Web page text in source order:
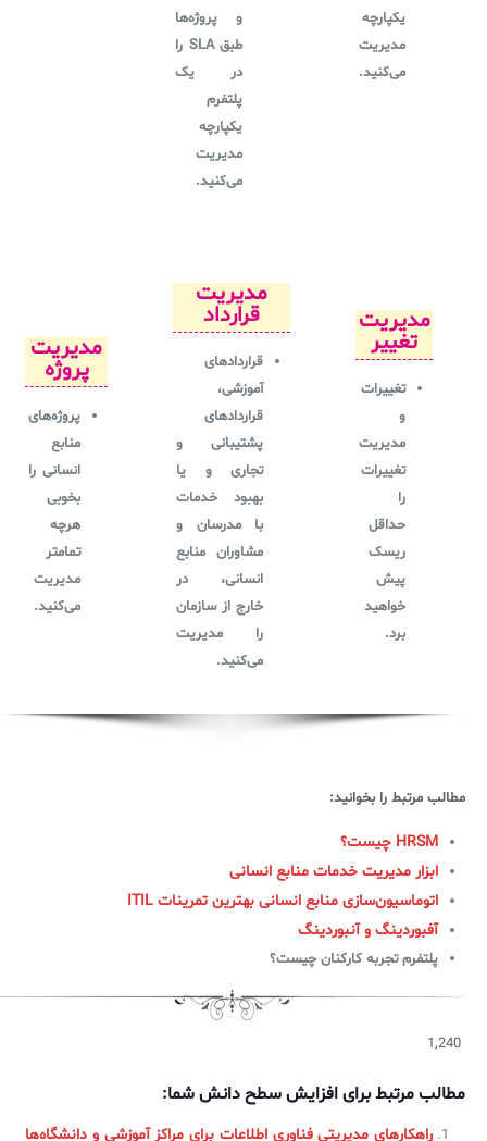
یکپارچه
مدیریت
می‌کنید.
و پروژه‌ها
طبق SLA را
در یک
پلتفرم
یکپارچه
مدیریت
می‌کنید.
مدیریت
تغییر
تغییرات
و
مدیریت
تغییرات
را
حداقل
ریسک
پیش
خواهید
برد.
مدیریت
قرارداد
قراردادهای
آموزشی،
قراردادهای
پشتیبانی و
تجاری و یا
بهبود خدمات
با مدرسان و
مشاوران منابع
انسانی، در
خارج از سازمان
را مدیریت
می‌کنید.
مدیریت
پروژه
پروژه‌های
منابع
انسانی را
بخوبی
هرچه
تمامتر
مدیریت
می‌کنید.
مطالب مرتبط را بخوانید:
HRSM چیست؟
ابزار مدیریت خدمات منابع انسانی
اتوماسیون‌سازی منابع انسانی بهترین تمرینات ITIL
آفبوردینگ و آنبوردینگ
پلتفرم تجربه کارکنان چیست؟
1,240
مطالب مرتبط برای افزایش سطح دانش شما:
راهکارهای مدیریتی فناوری اطلاعات برای مراکز آموزشی و دانشگاه‌ها